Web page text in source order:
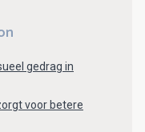
gedrag in
voor betere